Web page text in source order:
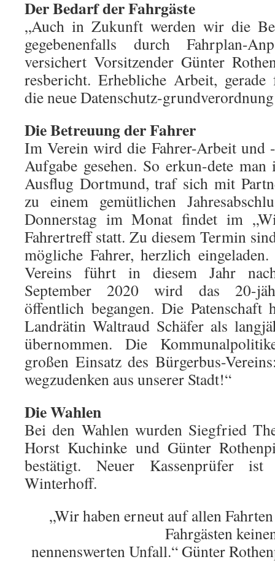
Der Bedarf der Fahrgäste
„Auch in Zukunft werden wir die
gegebenenfalls durch Fahrplan-
versichert Vorsitzender Günter
resbericht. Erhebliche Arbeit,
die neue Datenschutz-
Die Betreuung der Fahrer
Im Verein wird die Fahrer-Arbeit und
Aufgabe gesehen. So erkun-dete
Ausflug Dortmund, traf sich mit
zu einem gemütlichen
Donnerstag im Monat findet im
Fahrertreff statt. Zu diesem Termin
mögliche Fahrer, herzlich
Vereins führt in diesem Jahr
September 2020 wird das 20-
öffentlich begangen. Die Patenschaft
Landrätin Waltraud Schäfer als
übernommen. Die
großen Einsatz des Bürgerbus-
wegzudenken aus unserer Stadt!“
Die Wahlen
Bei den Wahlen wurden Siegfried
Horst Kuchinke und Günter
bestätigt. Neuer Kassenprüfer
Winterhoff.
„Wir haben erneut auf allen
Fahrgästen
nennenswerten Unfall.“ Günter